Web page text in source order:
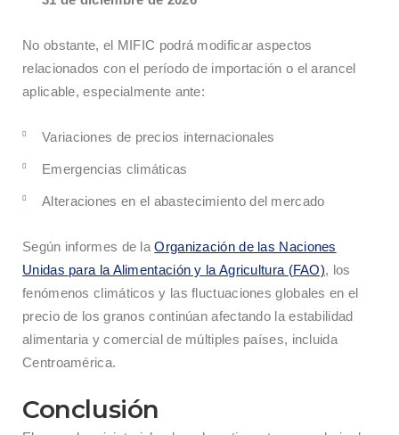
No obstante, el MIFIC podrá modificar aspectos
relacionados con el período de importación o el arancel
aplicable, especialmente ante:
Variaciones de precios internacionales
Emergencias climáticas
Alteraciones en el abastecimiento del mercado
Según informes de laOrganización de las Naciones
Unidas para la Alimentación y la Agricultura (FAO), los
fenómenos climáticos y las fluctuaciones globales en el
precio de los granos continúan afectando la estabilidad
alimentaria y comercial de múltiples países, incluida
Centroamérica.
Conclusión